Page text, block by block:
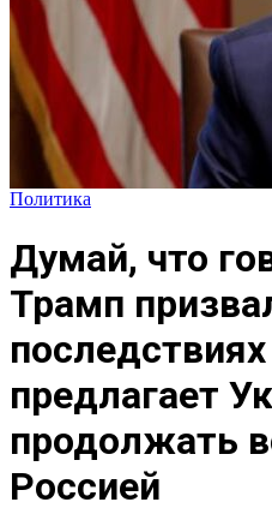
Политика
Думай, что
Трамп
последствиях
предлагает
продолжать
Россией